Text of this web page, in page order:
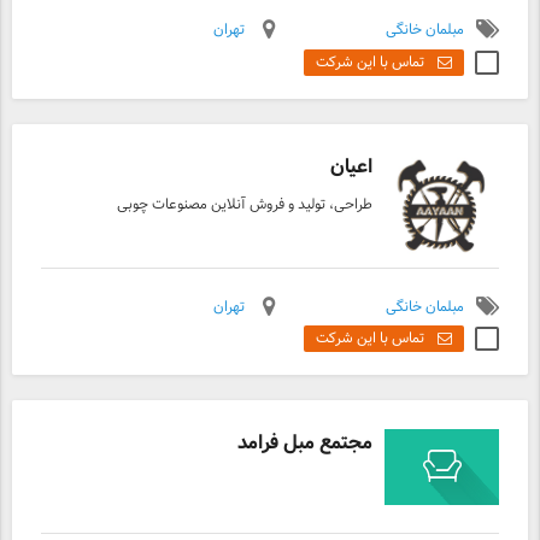
مبلمان خانگی
تهران
تماس با این شرکت
اعیان
طراحی، تولید و فروش آنلاین مصنوعات چوبی
مبلمان خانگی
تهران
تماس با این شرکت
مجتمع مبل فرامد